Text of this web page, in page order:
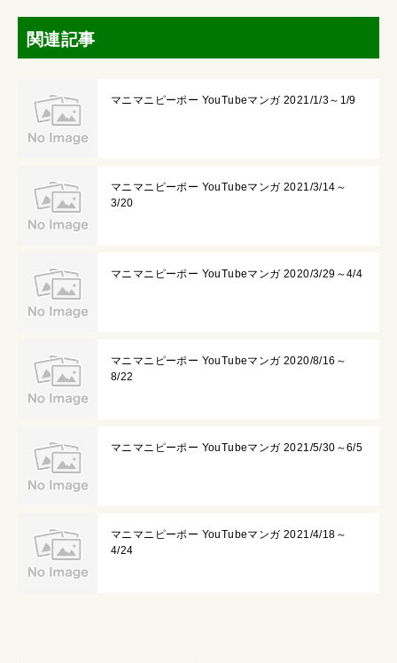
関連記事
マニマニピーポー YouTubeマンガ 2021/1/3～1/9
マニマニピーポー YouTubeマンガ 2021/3/14～
3/20
マニマニピーポー YouTubeマンガ 2020/3/29～4/4
マニマニピーポー YouTubeマンガ 2020/8/16～
8/22
マニマニピーポー YouTubeマンガ 2021/5/30～6/5
マニマニピーポー YouTubeマンガ 2021/4/18～
4/24